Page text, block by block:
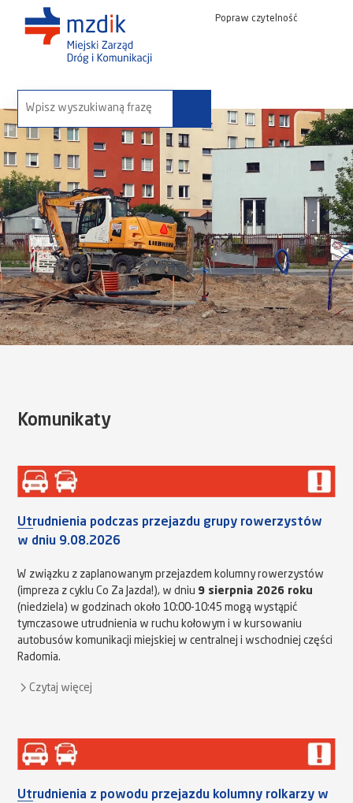
Popraw czytelność
wyszukaj na stronie:
Komunikaty
Utrudnienia podczas przejazdu grupy rowerzystów
w dniu 9.08.2026
W związku z zaplanowanym przejazdem kolumny rowerzystów
(impreza z cyklu Co Za Jazda!), w dniu 9 sierpnia 2026 roku
(niedziela) w godzinach około 10:00-10:45 mogą wystąpić
tymczasowe utrudnienia w ruchu kołowym i w kursowaniu
autobusów komunikacji miejskiej w centralnej i wschodniej części
Radomia.
Czytaj więcej
Utrudnienia z powodu przejazdu kolumny rolkarzy w